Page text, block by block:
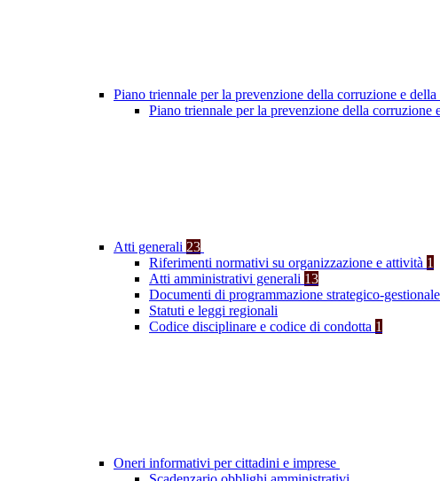
Piano triennale per la prevenzione della corruzione e della
Piano triennale per la prevenzione della corruzione
Atti generali 23
Riferimenti normativi su organizzazione e attività 1
Atti amministrativi generali 13
Documenti di programmazione strategico-gestionale
Statuti e leggi regionali
Codice disciplinare e codice di condotta 1
Oneri informativi per cittadini e imprese